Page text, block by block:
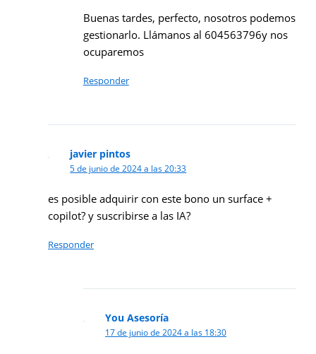
Buenas tardes, perfecto, nosotros podemos
gestionarlo. Llámanos al 604563796y nos
ocuparemos
Responder
javier pintos
5 de junio de 2024 a las 20:33
es posible adquirir con este bono un surface +
copilot? y suscribirse a las IA?
Responder
You Asesoría
17 de junio de 2024 a las 18:30